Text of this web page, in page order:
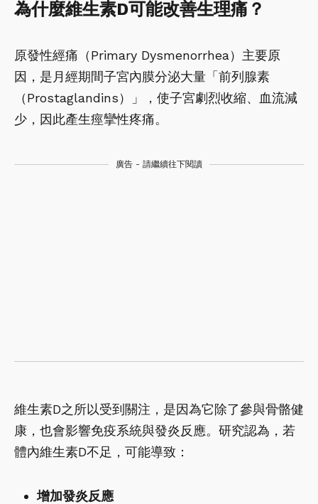
為什麼維生素D可能改善生理痛？
原發性經痛（Primary Dysmenorrhea）主要原
因，是月經期間子宮內膜分泌大量「前列腺素
（Prostaglandins）」，使子宮劇烈收縮、血流減
少，因此產生痙攣性疼痛。
廣告 - 請繼續往下閱讀
維生素D之所以受到關注，是因為它除了參與骨骼健
康，也會影響免疫系統與發炎反應。研究認為，若
體內維生素D不足，可能導致：
增加發炎反應